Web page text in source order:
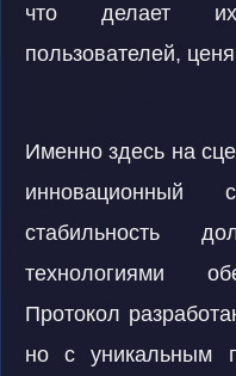
что делает
пользователей,
Именно здесь на
инновационный
стабильность
технологиями
Протокол
но с уникальным